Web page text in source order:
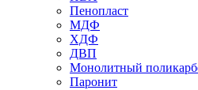
Пенопласт
МДФ
ХДФ
ДВП
Монолитный
Паронит